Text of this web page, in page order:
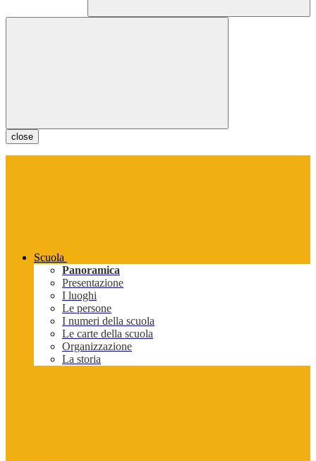
close
Scuola
Panoramica
Presentazione
I luoghi
Le persone
I numeri della scuola
Le carte della scuola
Organizzazione
La storia